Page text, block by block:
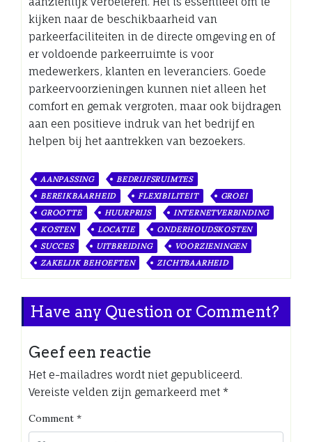
kijken naar de beschikbaarheid van
parkeerfaciliteiten in de directe omgeving en of
er voldoende parkeerruimte is voor
medewerkers, klanten en leveranciers. Goede
parkeervoorzieningen kunnen niet alleen het
comfort en gemak vergroten, maar ook bijdragen
aan een positieve indruk van het bedrijf en
helpen bij het aantrekken van bezoekers.
AANPASSING
BEDRIJFSRUIMTES
BEREIKBAARHEID
FLEXIBILITEIT
GROEI
GROOTTE
HUURPRIJS
INTERNETVERBINDING
KOSTEN
LOCATIE
ONDERHOUDSKOSTEN
SUCCES
UITBREIDING
VOORZIENINGEN
ZAKELIJK BEHOEFTEN
ZICHTBAARHEID
Have any Question or Comment?
Geef een reactie
Het e-mailadres wordt niet gepubliceerd.
Vereiste velden zijn gemarkeerd met *
Comment *